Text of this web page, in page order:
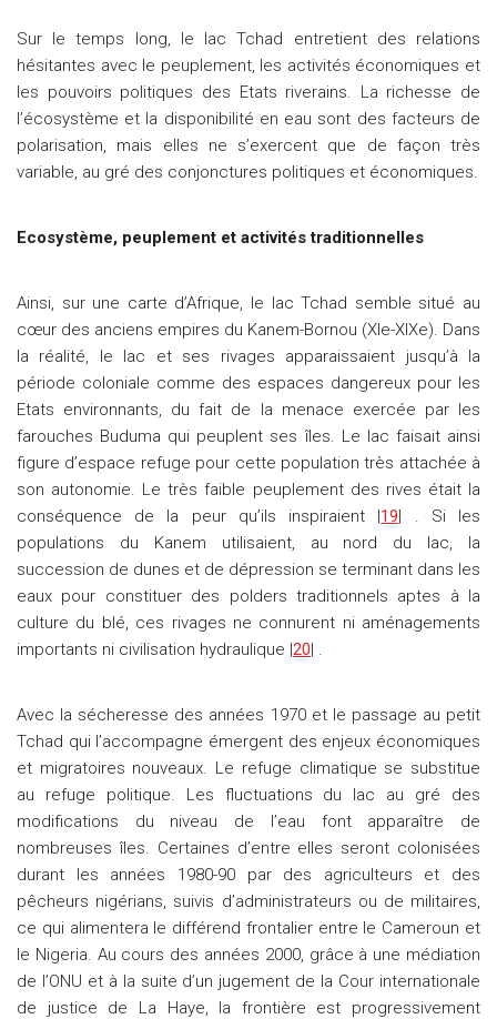
Sur le temps long, le lac Tchad entretient des relations
hésitantes avec le peuplement, les activités économiques et
les pouvoirs politiques des Etats riverains. La richesse de
l’écosystème et la disponibilité en eau sont des facteurs de
polarisation, mais elles ne s’exercent que de façon très
variable, au gré des conjonctures politiques et économiques.
Ecosystème, peuplement et activités traditionnelles
Ainsi, sur une carte d’Afrique, le lac Tchad semble situé au
cœur des anciens empires du Kanem-Bornou (XIe-XIXe). Dans
la réalité, le lac et ses rivages apparaissaient jusqu’à la
période coloniale comme des espaces dangereux pour les
Etats environnants, du fait de la menace exercée par les
farouches Buduma qui peuplent ses îles. Le lac faisait ainsi
figure d’espace refuge pour cette population très attachée à
son autonomie. Le très faible peuplement des rives était la
conséquence de la peur qu’ils inspiraient |19| . Si les
populations du Kanem utilisaient, au nord du lac, la
succession de dunes et de dépression se terminant dans les
eaux pour constituer des polders traditionnels aptes à la
culture du blé, ces rivages ne connurent ni aménagements
importants ni civilisation hydraulique |20| .
Avec la sécheresse des années 1970 et le passage au petit
Tchad qui l’accompagne émergent des enjeux économiques
et migratoires nouveaux. Le refuge climatique se substitue
au refuge politique. Les fluctuations du lac au gré des
modifications du niveau de l’eau font apparaître de
nombreuses îles. Certaines d’entre elles seront colonisées
durant les années 1980-90 par des agriculteurs et des
pêcheurs nigérians, suivis d’administrateurs ou de militaires,
ce qui alimentera le différend frontalier entre le Cameroun et
le Nigeria. Au cours des années 2000, grâce à une médiation
de l’ONU et à la suite d’un jugement de la Cour internationale
de justice de La Haye, la frontière est progressivement